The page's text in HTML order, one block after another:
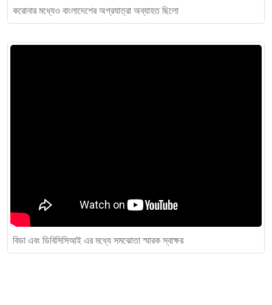
করোনার মধ্যেও বাংলাদেশের অগ্রযাত্রা অব্যাহত ছিলো
বিডা এবং ডিবিসিসিআই এর মধ্যে সমঝোতা স্মারক স্বাক্ষর